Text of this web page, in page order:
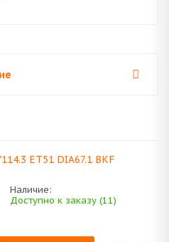
ET51 DIA67.1 BKF
Наличие:
Доступно к заказу (11)